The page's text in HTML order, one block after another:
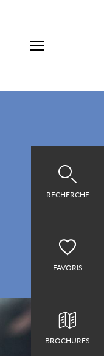
RECHERCHE
FAVORIS
BROCHURES